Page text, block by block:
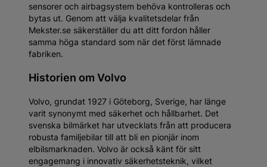
sensorer och airbagsystem behöva kontrolleras och
bytas ut. Genom att välja kvalitetsdelar från
Mekster.se säkerställer du att ditt fordon håller
samma höga standard som när det först lämnade
fabriken.
Historien om Volvo
Volvo, grundat 1927 i Göteborg, Sverige, har länge
varit synonymt med säkerhet och hållbarhet. Det
svenska bilmärket har utvecklats från att producera
robusta familjebilar till att bli en pionjär inom
elbilsmarknaden. Volvo är också känt för sitt
engagemang i innovativ säkerhetsteknik, vilket